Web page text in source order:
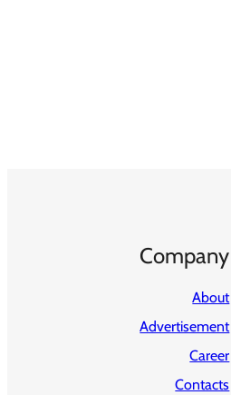
Company
About
Advertisement
Career
Contacts